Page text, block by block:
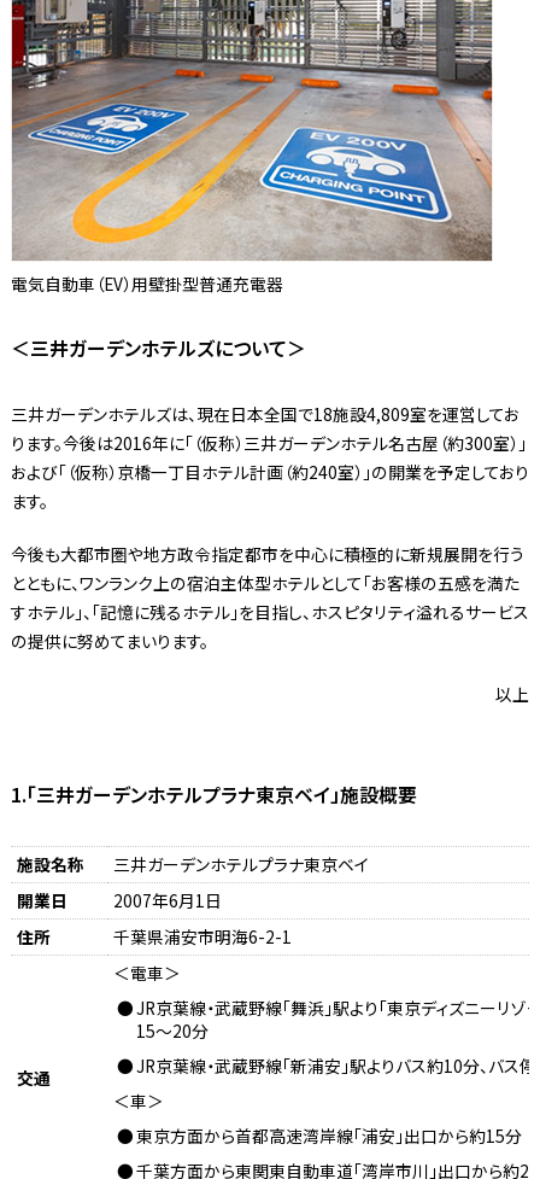
電気自動車（EV）用壁掛型普通充電器
＜三井ガーデンホテルズについて＞
三井ガーデンホテルズは、現在日本全国で18施設4,809室を運営してお
ります。今後は2016年に「（仮称）三井ガーデンホテル名古屋（約300室）」
および「（仮称）京橋一丁目ホテル計画（約240室）」の開業を予定しており
ます。
今後も大都市圏や地方政令指定都市を中心に積極的に新規展開を行う
とともに、ワンランク上の宿泊主体型ホテルとして「お客様の五感を満た
すホテル」、「記憶に残るホテル」を目指し、ホスピタリティ溢れるサービス
の提供に努めてまいります。
以上
1.「三井ガーデンホテルプラナ東京ベイ」施設概要
施設名称
三井ガーデンホテルプラナ東京ベイ
開業日
2007年6月1日
住所
千葉県浦安市明海6-2-1
交通
＜電車＞
JR京葉線・武蔵野線「舞浜」駅より「東京ディズニーリゾ
15～20分
JR京葉線・武蔵野線「新浦安」駅よりバス約10分、バス
＜車＞
東京方面から首都高速湾岸線「浦安」出口から約15分
千葉方面から東関東自動車道「湾岸市川」出口から約